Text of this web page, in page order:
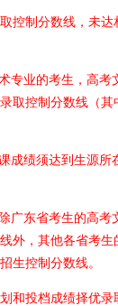
制分数线，未达
业的考生，高考
取控制分数线（
绩须达到生源所
东省考生的高考
外，其他各省考
生控制分数线。
投档成绩择优录